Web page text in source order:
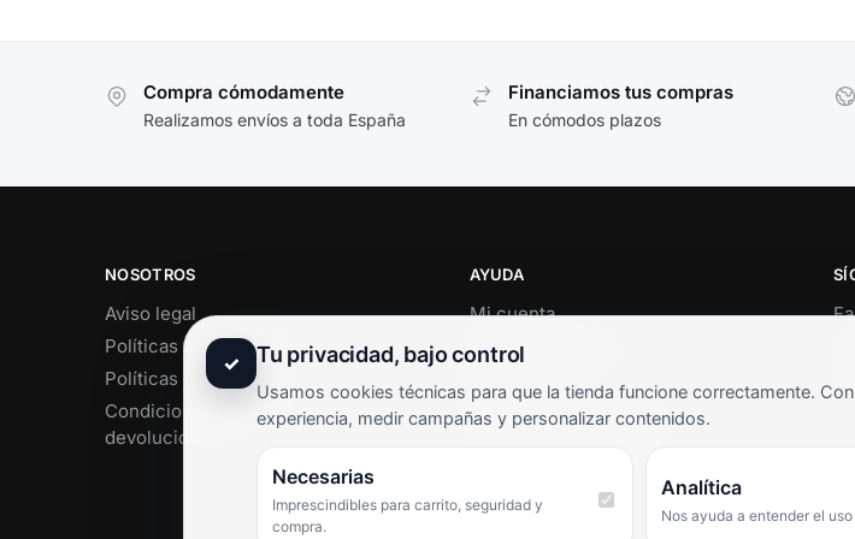
Compra cómodamente
Realizamos envíos a toda España
Financiamos tus compras
En cómodos plazos
NOSOTROS
Aviso legal
Políticas de privacidad
Políticas de cookies
Condiciones de envío y
devoluciones
AYUDA
Mi cuenta
Soporte al cliente
Términos y condiciones
Preguntas frecuentes
✓ Tu privacidad, bajo control
Usamos cookies técnicas para que la tienda funcione correctamente.
experiencia, medir campañas y personalizar contenidos.
Necesarias
Imprescindibles para carrito, seguridad y
compra.
Analítica
Nos ayuda a entender el